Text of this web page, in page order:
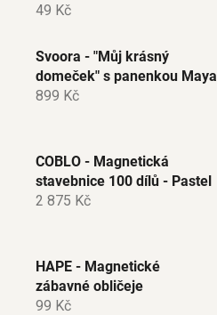
49 Kč
Svoora - "Můj krásný
domeček" s panenkou Maya
899 Kč
COBLO - Magnetická
stavebnice 100 dílů - Pastel
2 875 Kč
HAPE - Magnetické
zábavné obličeje
99 Kč